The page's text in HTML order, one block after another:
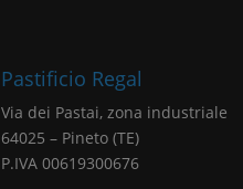
Pastificio Regal
Via dei Pastai, zona industriale
64025 – Pineto (TE)
P.IVA 00619300676